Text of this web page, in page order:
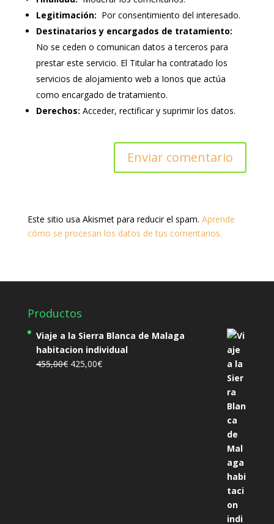
Legitimación: Por consentimiento del interesado.
Destinatarios y encargados de tratamiento:
No se ceden o comunican datos a terceros para
prestar este servicio. El Titular ha contratado los
servicios de alojamiento web a Ionos que actúa
como encargado de tratamiento.
Derechos: Acceder, rectificar y suprimir los datos.
Este sitio usa Akismet para reducir el spam. Aprende
cómo se procesan los datos de tus comentarios.
Productos
Viaje a la Sierra Blanca de Malaga
habitacion individual
455,00€ El
425,00€El